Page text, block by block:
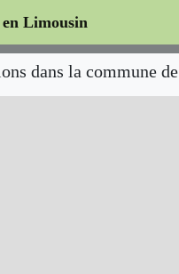
Limousin
dans la commune de